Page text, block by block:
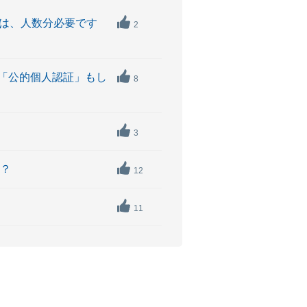
、人数分必要です 2
公的個人認証」もし 8
3
12
11